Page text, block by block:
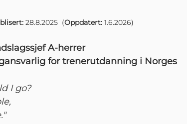
28.8.2025 (Oppdatert: 1.6.2026)
A-herrer
for trenerutdanning i Norges
I go?